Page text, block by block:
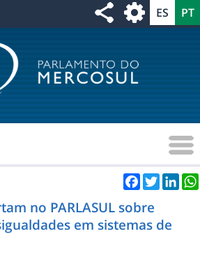
Facebook
Twitter
no PARLASUL sobre
em sistemas de